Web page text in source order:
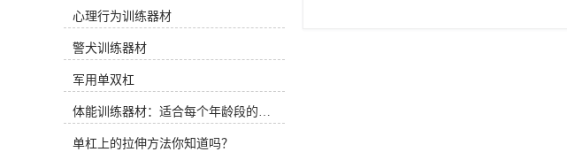
后，可选择抗组设备，增加运动难
度，通过阻力手套增加划水面积，练
习水中手臂运动。3.水中健身棒水中
浮力健身棒 水中的健身棒不仅可以
为练习者提供浮力，还可以通过浮力
提供抗组训练，增加练习难度，非常
实用。此外，健身棒具有很强的可塑
心理行为训练器材
警犬训练器材
军用单双杠
体能训练器材：适合每个年龄段的训练
单杠上的拉伸方法你知道吗？